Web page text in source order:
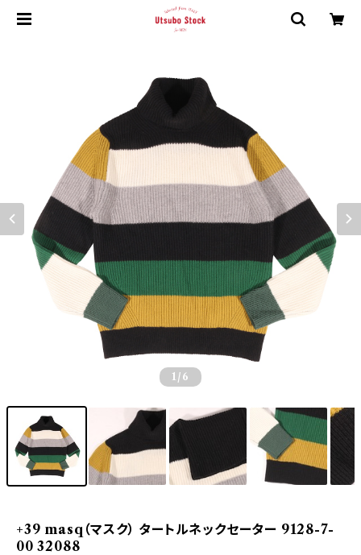
1 /6
+39 masq（マスク） タートルネックセーター 9128-7-
00 32088